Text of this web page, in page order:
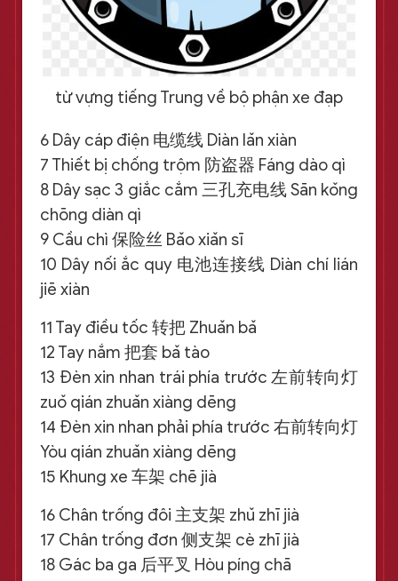
từ vựng tiếng Trung về bộ phận xe đạp
6 Dây cáp điện 电缆线 Diàn lǎn xiàn
7 Thiết bị chống trộm 防盗器 Fáng dào qì
8 Dây sạc 3 giắc cắm 三孔充电线 Sān kǒng
chōng diàn qì
9 Cầu chì 保险丝 Bǎo xiǎn sī
10 Dây nối ắc quy 电池连接线 Diàn chí lián
jiē xiàn
11 Tay điều tốc 转把 Zhuǎn bǎ
12 Tay nắm 把套 bǎ tào
13 Đèn xin nhan trái phía trước 左前转向灯
zuǒ qián zhuǎn xiàng dēng
14 Đèn xin nhan phải phía trước 右前转向灯
Yòu qián zhuǎn xiàng dēng
15 Khung xe 车架 chē jià
16 Chân trống đôi 主支架 zhǔ zhī jià
17 Chân trống đơn 侧支架 cè zhī jià
18 Gác ba ga 后平叉 Hòu píng chā